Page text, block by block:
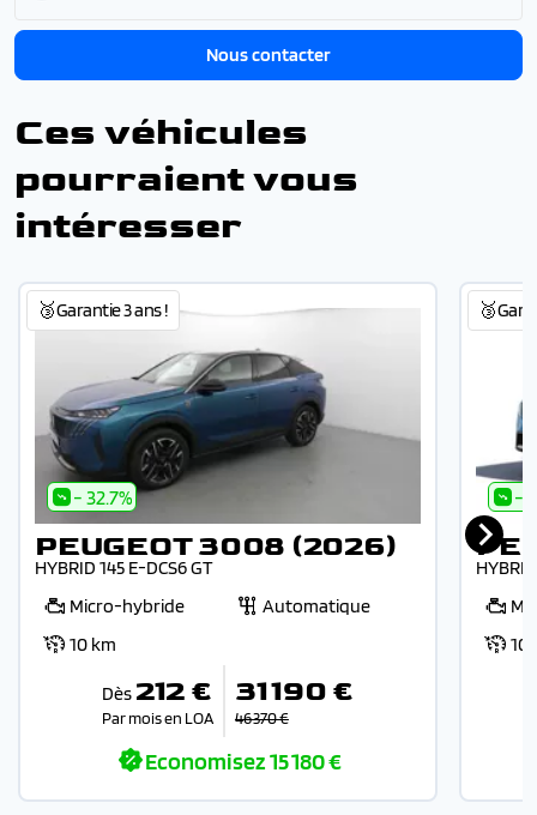
Nous contacter
Ces véhicules
pourraient vous
intéresser
🥉Garantie 3 ans !
- 32.7%
PEUGEOT 3008 (2026)
HYBRID 145 E-DCS6 GT
Micro-hybride
Automatique
10 km
Dès 212 €
Par mois en LOA
31 190 €
46 370 €
Economisez15 180 €
-
10